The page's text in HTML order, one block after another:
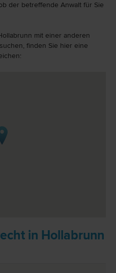
der betreffende Anwalt für Sie
mit einer anderen
finden Sie hier eine
in Hollabrunn